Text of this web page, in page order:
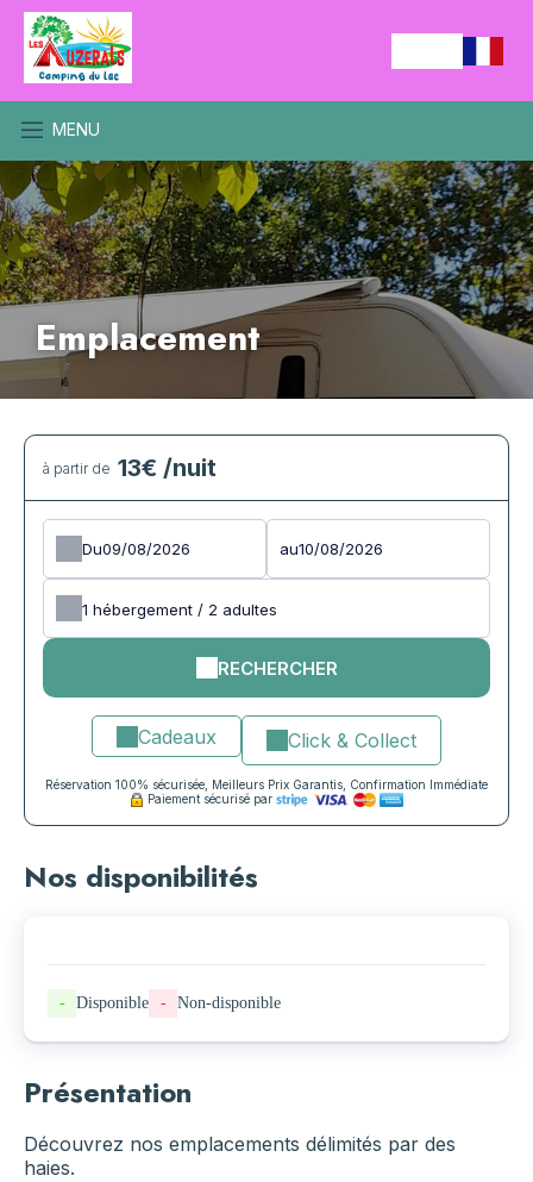
MENU
Emplacement
à partir de 13€ /nuit
Du au
1 hébergement / 2 adultes
RECHERCHER
Cadeaux Click & Collect
Réservation 100% sécurisée, Meilleurs Prix Garantis, Confirmation Immédiate
Paiement sécurisé par
Nos disponibilités
- Disponible - Non-disponible
Présentation
Découvrez nos emplacements délimités par des
haies.